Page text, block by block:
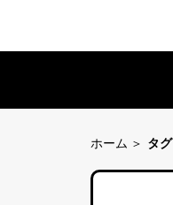
ホーム タグ